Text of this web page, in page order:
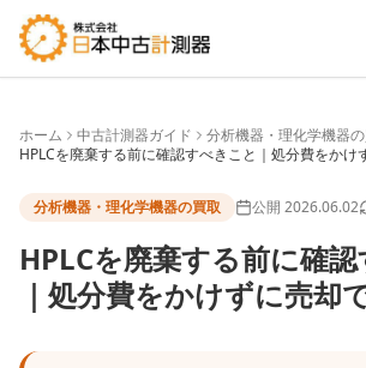
ホーム 中古計測器ガイド
分析機器・理化学機器
HPLCを廃棄する前に確認すべきこと｜処分費をかけ
分析機器・理化学機器の買取 公開 2026.06.02
HPLCを廃棄する前に確
｜処分費をかけずに売却